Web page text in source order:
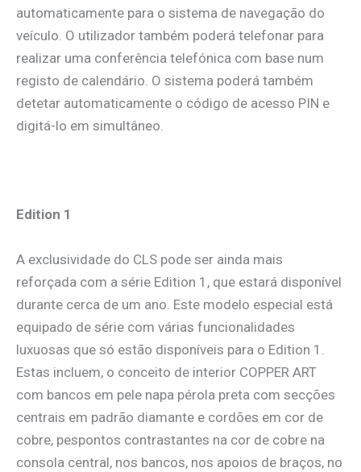
automaticamente para o sistema de navegação do
veículo. O utilizador também poderá telefonar para
realizar uma conferência telefónica com base num
registo de calendário. O sistema poderá também
detetar automaticamente o código de acesso PIN e
digitá-lo em simultâneo.
Edition 1
A exclusividade do CLS pode ser ainda mais
reforçada com a série Edition 1, que estará disponível
durante cerca de um ano. Este modelo especial está
equipado de série com várias funcionalidades
luxuosas que só estão disponíveis para o Edition 1.
Estas incluem, o conceito de interior COPPER ART
com bancos em pele napa pérola preta com secções
centrais em padrão diamante e cordões em cor de
cobre, pespontos contrastantes na cor de cobre na
consola central, nos bancos, nos apoios de braços, no